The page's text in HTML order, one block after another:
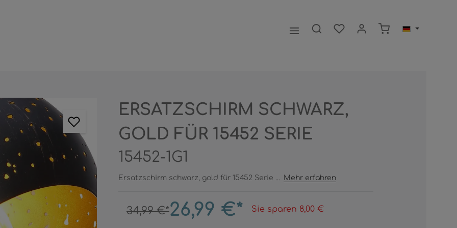
ERSATZSCHIRM SCHWARZ,
GOLD FÜR 15452 SERIE
15452-1G1
Ersatzschirm schwarz, gold für 15452 Serie ... Mehr erfahren
34,99 €*26,99 €* Sie sparen 8,00 €